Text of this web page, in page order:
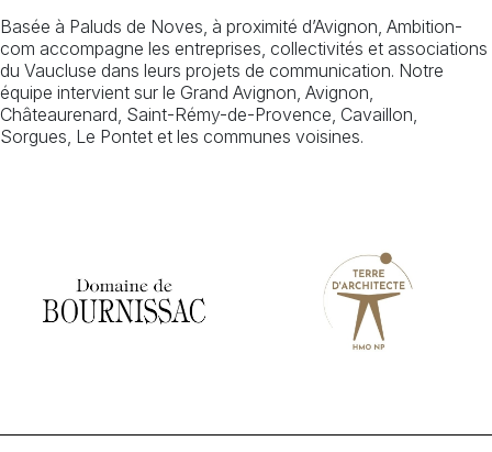
Basée à Paluds de Noves, à proximité d’Avignon, Ambition-
com accompagne les entreprises, collectivités et associations
du Vaucluse dans leurs projets de communication. Notre
équipe intervient sur le Grand Avignon, Avignon,
Châteaurenard, Saint-Rémy-de-Provence, Cavaillon,
Sorgues, Le Pontet et les communes voisines.